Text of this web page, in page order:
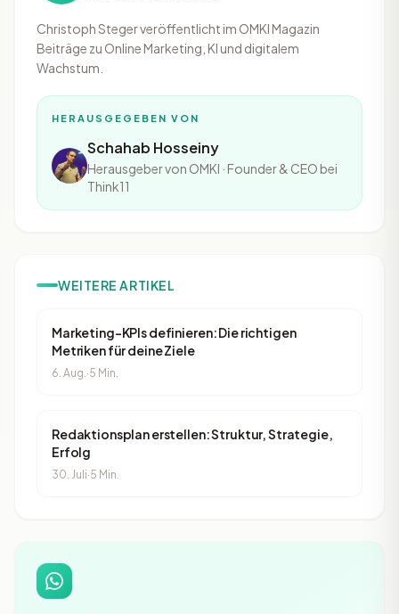
Christoph Steger veröffentlicht im OMKI Magazin
Beiträge zu Online Marketing, KI und digitalem
Wachstum.
HERAUSGEGEBEN VON
Schahab Hosseiny
Herausgeber von OMKI · Founder & CEO bei
Think11
WEITERE ARTIKEL
Marketing-KPIs definieren: Die richtigen
Metriken für deine Ziele
6. Aug.·5 Min.
Redaktionsplan erstellen: Struktur, Strategie,
Erfolg
30. Juli·5 Min.